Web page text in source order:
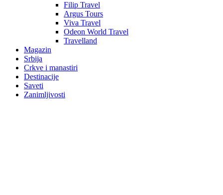
Filip Travel
Argus Tours
Viva Travel
Odeon World Travel
Travelland
Magazin
Srbija
Crkve i manastiri
Destinacije
Saveti
Zanimljivosti